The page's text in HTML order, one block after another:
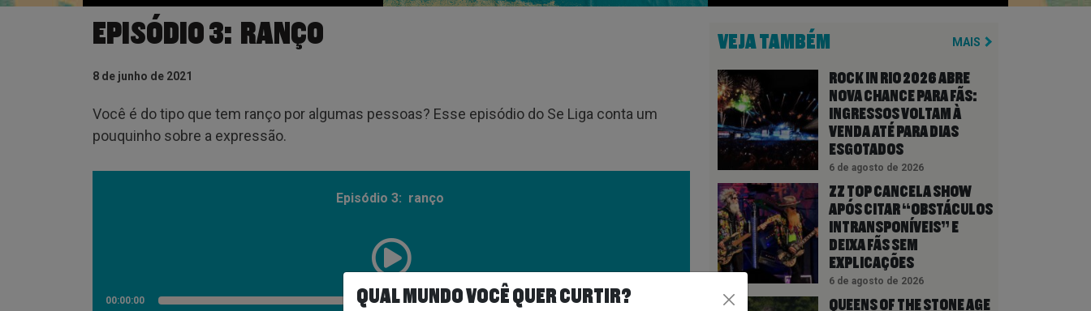
EPISÓDIO 3: RANÇO
8 de junho de 2021
Você é do tipo que tem ranço por algumas pessoas? Esse episódio do Se Liga conta um
pouquinho sobre a expressão.
Episódio 3: ranço
00:00:00
VEJA TAMBÉM MAIS
ROCK IN RIO 2026 ABRE
NOVA CHANCE PARA FÃS:
INGRESSOS VOLTAM À
VENDA ATÉ PARA DIAS
ESGOTADOS
6 de agosto de 2026
ZZ TOP CANCELA SHOW
APÓS CITAR “OBSTÁCULOS
INTRANSPONÍVEIS” E
DEIXA FÃS SEM
EXPLICAÇÕES
6 de agosto de 2026
QUEENS OF THE STONE AGE
QUAL MUNDO VOCÊ QUER CURTIR?